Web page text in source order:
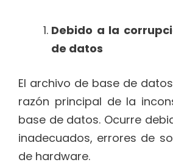
Debido a la
de datos
El archivo de base de
razón principal de la
base de datos. Ocurre
inadecuados, errores de
de hardware.